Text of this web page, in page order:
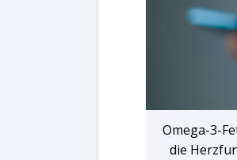
Omega-3-
die